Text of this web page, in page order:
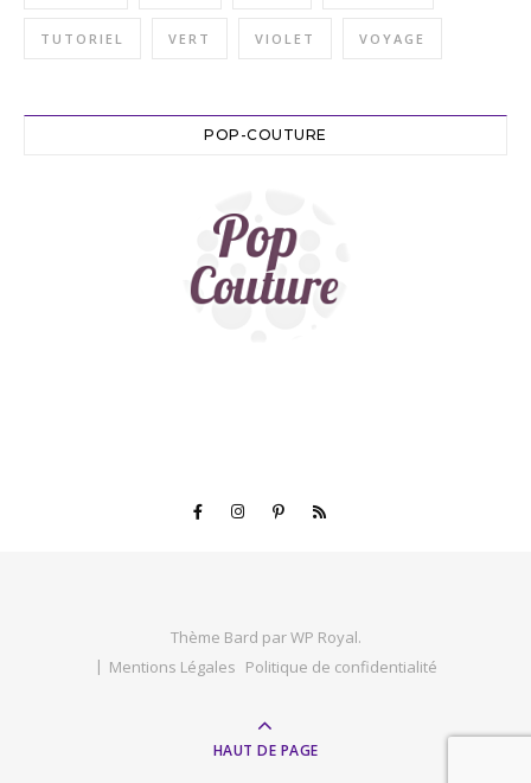
TUTORIEL VERT VIOLET VOYAGE
POP-COUTURE
Thème Bard parWP Royal.
Mentions Légales Politique de confidentialité
HAUT DE PAGE